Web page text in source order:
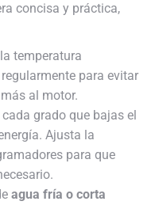
concisa y práctica,
temperatura
para evitar
al motor.
cada grado que bajas el
Ajusta la
para que
agua fría o corta